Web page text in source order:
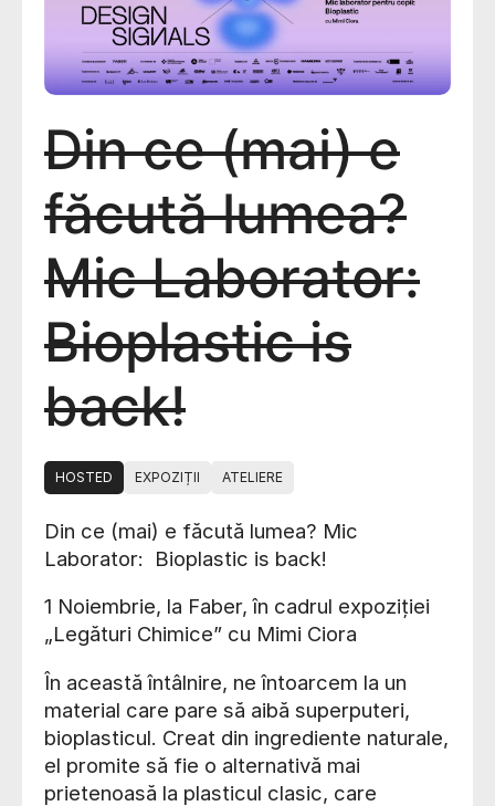
Din ce (mai) e
făcută lumea?
Mic Laborator:
Bioplastic is
back!
HOSTED EXPOZIȚII ATELIERE
Din ce (mai) e făcută lumea? Mic
Laborator: Bioplastic is back!
1 Noiembrie, la Faber, în cadrul expoziției
„Legături Chimice” cu Mimi Ciora
În această întâlnire, ne întoarcem la un
material care pare să aibă superputeri,
bioplasticul. Creat din ingrediente naturale,
el promite să fie o alternativă mai
prietenoasă la plasticul clasic, care